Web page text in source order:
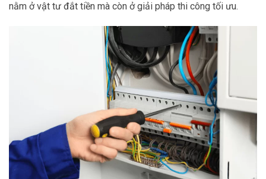
nằm ở vật tư đắt tiền mà còn ở giải pháp thi công tối ưu.